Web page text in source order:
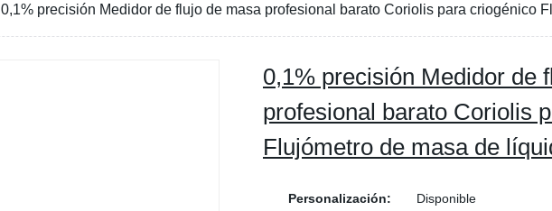
0,1% precisión Medidor de flujo de masa profesional barato Coriolis para criogénico
0,1% precisión Medidor de
profesional barato Coriolis
Flujómetro de masa de
Personalización:
Disponible